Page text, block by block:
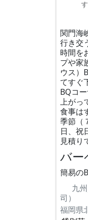
す
関門海
行き交
時間を
プや家
ウス）
てすぐ
BQコ
上がっ
食事は
季節（
日、祝
見積り
バー
簡易の
九
司）
福岡県